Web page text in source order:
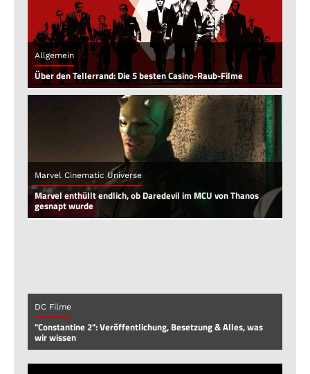
Allgemein
Über den Tellerrand: Die 5 besten Casino-Raub-Filme
Marvel Cinematic Universe
Marvel enthüllt endlich, ob Daredevil im MCU von Thanos
gesnapt wurde
DC Filme
"Constantine 2": Veröffentlichung, Besetzung & Alles, was
wir wissen